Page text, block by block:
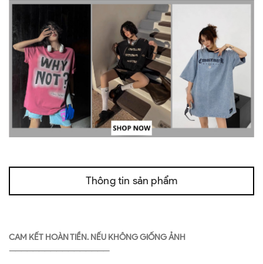
Thông tin sản phẩm
CAM KẾT HOÀN TIỀN. NẾU KHÔNG GIỐNG ẢNH
—————————————————